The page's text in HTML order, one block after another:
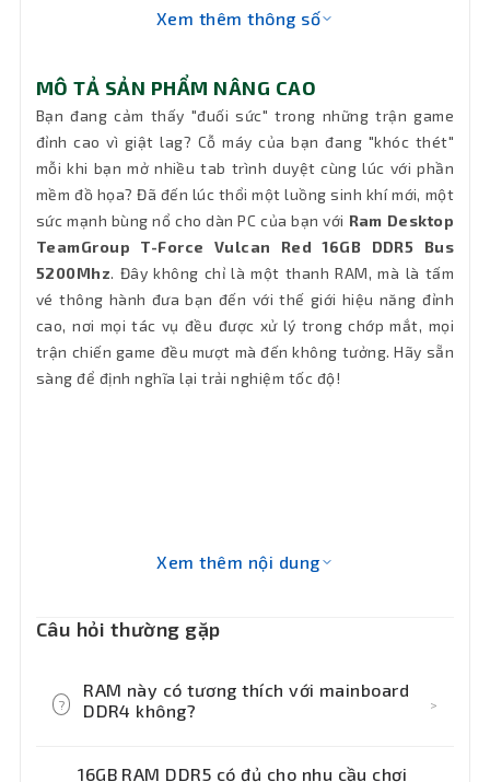
Xem thêm thông số
MÔ TẢ SẢN PHẨM NÂNG CAO
Bạn đang cảm thấy "đuối sức" trong những trận game
đỉnh cao vì giật lag? Cỗ máy của bạn đang "khóc thét"
mỗi khi bạn mở nhiều tab trình duyệt cùng lúc với phần
mềm đồ họa? Đã đến lúc thổi một luồng sinh khí mới, một
sức mạnh bùng nổ cho dàn PC của bạn với Ram Desktop
TeamGroup T-Force Vulcan Red 16GB DDR5 Bus
5200Mhz. Đây không chỉ là một thanh RAM, mà là tấm
vé thông hành đưa bạn đến với thế giới hiệu năng đỉnh
cao, nơi mọi tác vụ đều được xử lý trong chớp mắt, mọi
trận chiến game đều mượt mà đến không tưởng. Hãy sẵn
sàng để định nghĩa lại trải nghiệm tốc độ!
Xem thêm nội dung
Câu hỏi thường gặp
?
RAM này có tương thích với mainboard
DDR4 không?
>
16GB RAM DDR5 có đủ cho nhu cầu chơi